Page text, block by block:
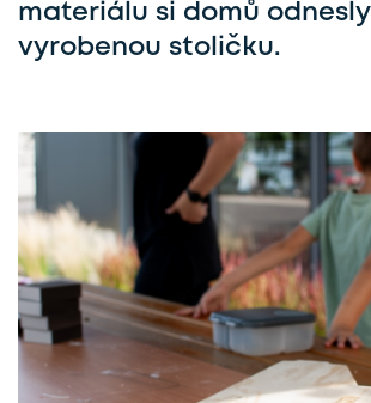
materiálu si domů odnesly
vyrobenou stoličku.